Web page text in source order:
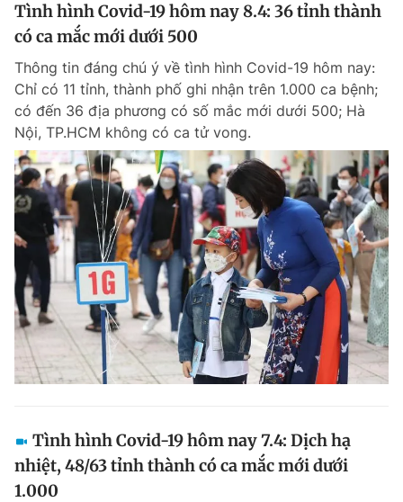
Tình hình Covid-19 hôm nay 8.4: 36 tỉnh thành
có ca mắc mới dưới 500
Thông tin đáng chú ý về tình hình Covid-19 hôm nay:
Chỉ có 11 tỉnh, thành phố ghi nhận trên 1.000 ca bệnh;
có đến 36 địa phương có số mắc mới dưới 500; Hà
Nội, TP.HCM không có ca tử vong.
Tình hình Covid-19 hôm nay 7.4: Dịch hạ
nhiệt, 48/63 tỉnh thành có ca mắc mới dưới
1.000